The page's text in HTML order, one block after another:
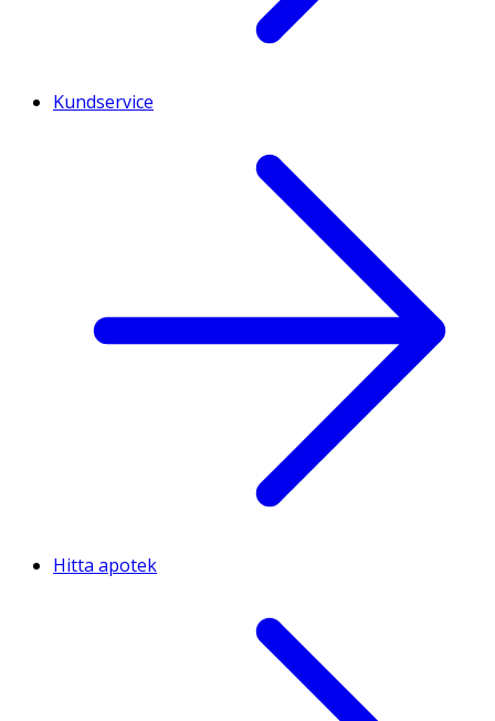
Kundservice
Hitta apotek